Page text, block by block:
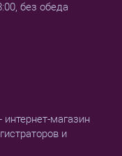
магазин
и
без обеда